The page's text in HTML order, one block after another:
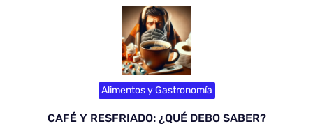
Alimentos y Gastronomía
CAFÉ Y RESFRIADO: ¿QUÉ DEBO SABER?